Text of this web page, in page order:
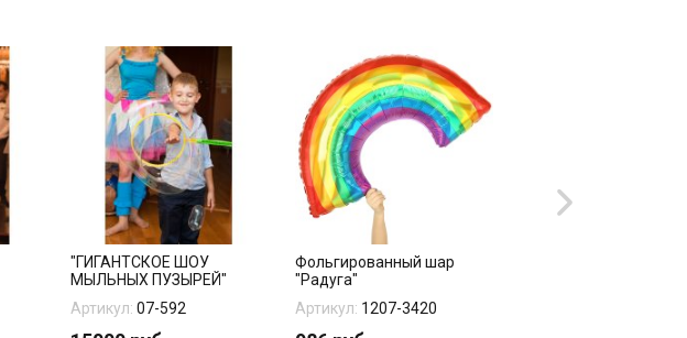
"ГИГАНТСКОЕ ШОУ
МЫЛЬНЫХ ПУЗЫРЕЙ"
Артикул: 07-592
Фольгированный шар
"Радуга"
Артикул: 1207-3420